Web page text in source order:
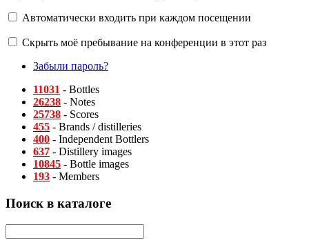
Автоматически входить при каждом посещении
Скрыть моё пребывание на конференции в этот раз
Забыли пароль?
11031 - Bottles
26238 - Notes
25738 - Scores
455 - Brands / distilleries
400 - Independent Bottlers
637 - Distillery images
10845 - Bottle images
193 - Members
Поиск в каталоге